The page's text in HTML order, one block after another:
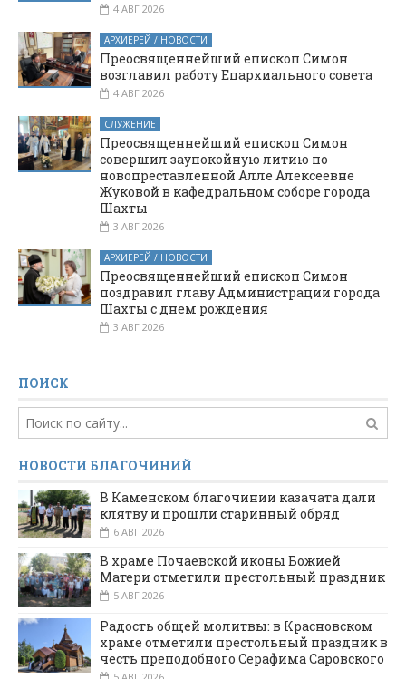
4 АВГ 2026
АРХИЕРЕЙ / НОВОСТИ
Преосвященнейший епископ Симон
возглавил работу Епархиального совета
4 АВГ 2026
СЛУЖЕНИЕ
Преосвященнейший епископ Симон
совершил заупокойную литию по
новопреставленной Алле Алексеевне
Жуковой в кафедральном соборе города
Шахты
3 АВГ 2026
АРХИЕРЕЙ / НОВОСТИ
Преосвященнейший епископ Симон
поздравил главу Администрации города
Шахты с днем рождения
3 АВГ 2026
ПОИСК
НОВОСТИ БЛАГОЧИНИЙ
В Каменском благочинии казачата дали
клятву и прошли старинный обряд
6 АВГ 2026
В храме Почаевской иконы Божией
Матери отметили престольный праздник
5 АВГ 2026
Радость общей молитвы: в Красновском
храме отметили престольный праздник в
честь преподобного Серафима Саровского